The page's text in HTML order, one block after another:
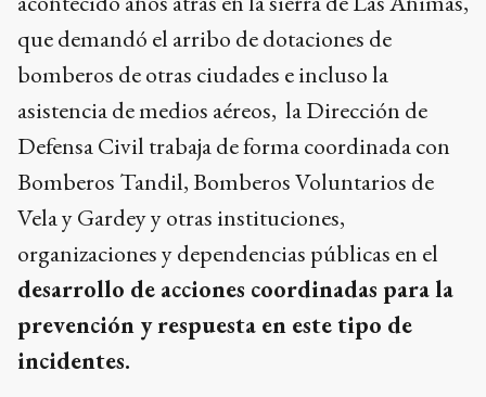
que demandó el arribo de dotaciones de
bomberos de otras ciudades e incluso la
asistencia de medios aéreos, la Dirección de
Defensa Civil trabaja de forma coordinada con
Bomberos Tandil, Bomberos Voluntarios de
Vela y Gardey y otras instituciones,
organizaciones y dependencias públicas en el
desarrollo de acciones coordinadas para la
prevención y respuesta en este tipo de
incidentes.